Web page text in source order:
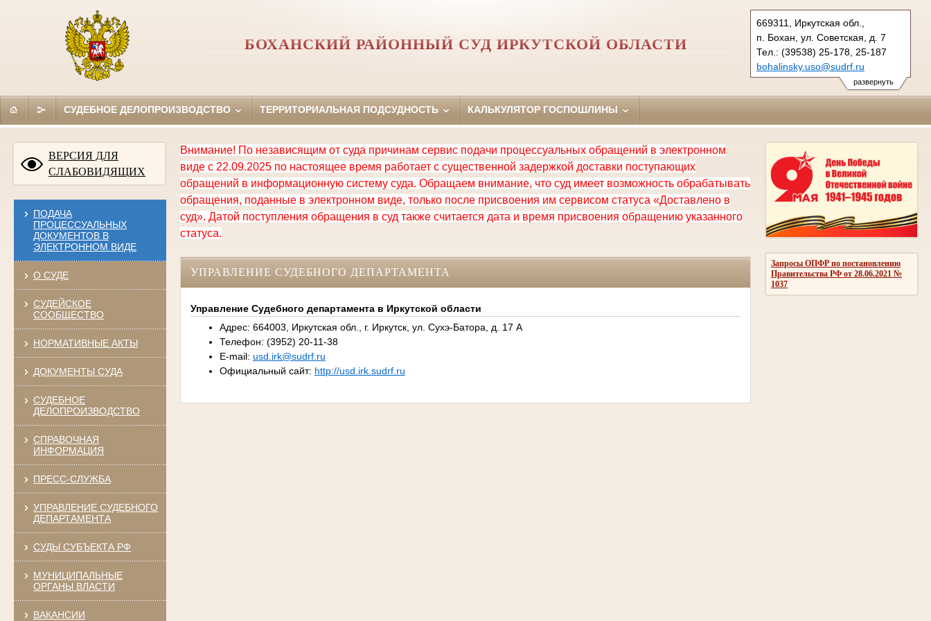
развернуть
669311, Иркутская обл.,
п. Бохан, ул. Советская, д. 7
Тел.: (39538) 25-178, 25-187
bohalinsky.uso@sudrf.ru
БОХАНСКИЙ РАЙОННЫЙ СУД ИРКУТСКОЙ ОБЛАСТИ
СУДЕБНОЕ ДЕЛОПРОИЗВОДСТВО ТЕРРИТОРИАЛЬНАЯ ПОДСУДНОСТЬ КАЛЬКУЛЯТОР ГОСПОШЛИНЫ
ВЕРСИЯ ДЛЯ
СЛАБОВИДЯЩИХ
ПОДАЧА
ПРОЦЕССУАЛЬНЫХ
ДОКУМЕНТОВ В
ЭЛЕКТРОННОМ ВИДЕ
О СУДЕ
СУДЕЙСКОЕ
СООБЩЕСТВО
НОРМАТИВНЫЕ АКТЫ
ДОКУМЕНТЫ СУДА
СУДЕБНОЕ
ДЕЛОПРОИЗВОДСТВО
СПРАВОЧНАЯ
ИНФОРМАЦИЯ
ПРЕСС-СЛУЖБА
УПРАВЛЕНИЕ СУДЕБНОГО
ДЕПАРТАМЕНТА
СУДЫ СУБЪЕКТА РФ
МУНИЦИПАЛЬНЫЕ
ОРГАНЫ ВЛАСТИ
ВАКАНСИИ
Запросы ОПФР по постановлению
Правительства РФ от 28.06.2021 №
1037
Внимание! По независящим от суда причинам сервис подачи процессуальных обращений в электронном
виде с 22.09.2025 по настоящее время работает с существенной задержкой доставки поступающих
обращений в информационную систему суда. Обращаем внимание, что суд имеет возможность обрабатывать
обращения, поданные в электронном виде, только после присвоения им сервисом статуса «Доставлено в
суд». Датой поступления обращения в суд также считается дата и время присвоения обращению указанного
статуса.
УПРАВЛЕНИЕ СУДЕБНОГО ДЕПАРТАМЕНТА
Управление Судебного департамента в Иркутской области
Адрес: 664003, Иркутская обл., г. Иркутск, ул. Сухэ-Батора, д. 17 А
Телефон: (3952) 20-11-38
E-mail: usd.irk@sudrf.ru
Официальный сайт: http://usd.irk.sudrf.ru